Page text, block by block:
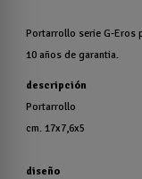
Portarrollo serie G-Eros
10 años de garantia.
descripción
Portarrollo
cm. 17x7,6x5
diseño